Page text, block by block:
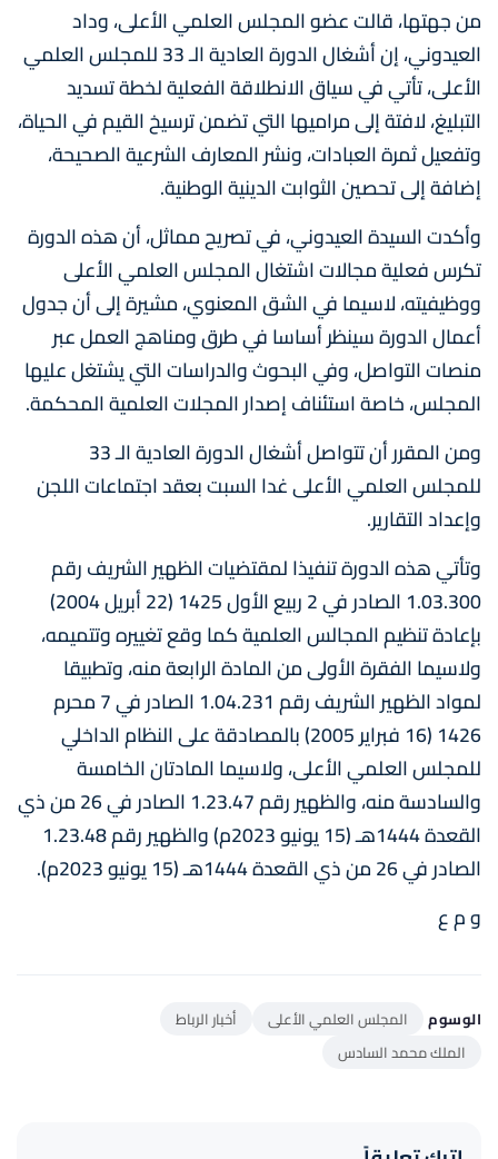
من جهتها، قالت عضو المجلس العلمي الأعلى، وداد
العيدوني، إن أشغال الدورة العادية الـ 33 للمجلس العلمي
الأعلى، تأتي في سياق الانطلاقة الفعلية لخطة تسديد
التبليغ، لافتة إلى مراميها التي تضمن ترسيخ القيم في الحياة،
وتفعيل ثمرة العبادات، ونشر المعارف الشرعية الصحيحة،
إضافة إلى تحصين الثوابت الدينية الوطنية.
وأكدت السيدة العيدوني، في تصريح مماثل، أن هذه الدورة
تكرس فعلية مجالات اشتغال المجلس العلمي الأعلى
ووظيفيته، لاسيما في الشق المعنوي، مشيرة إلى أن جدول
أعمال الدورة سينظر أساسا في طرق ومناهج العمل عبر
منصات التواصل، وفي البحوث والدراسات التي يشتغل عليها
المجلس، خاصة استئناف إصدار المجلات العلمية المحكمة.
ومن المقرر أن تتواصل أشغال الدورة العادية الـ 33
للمجلس العلمي الأعلى غدا السبت بعقد اجتماعات اللجن
وإعداد التقارير.
وتأتي هذه الدورة تنفيذا لمقتضيات الظهير الشريف رقم
1.03.300 الصادر في 2 ربيع الأول 1425 (22 أبريل 2004)
بإعادة تنظيم المجالس العلمية كما وقع تغييره وتتميمه،
ولاسيما الفقرة الأولى من المادة الرابعة منه، وتطبيقا
لمواد الظهير الشريف رقم 1.04.231 الصادر في 7 محرم
1426 (16 فبراير 2005) بالمصادقة على النظام الداخلي
للمجلس العلمي الأعلى، ولاسيما المادتان الخامسة
والسادسة منه، والظهير رقم 1.23.47 الصادر في 26 من ذي
القعدة 1444هـ (15 يونيو 2023م) والظهير رقم 1.23.48
الصادر في 26 من ذي القعدة 1444هـ (15 يونيو 2023م).
و م ع
الوسوم المجلس العلمي الأعلى
أخبار الرباط
الملك محمد السادس